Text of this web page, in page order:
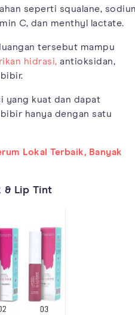
seperti squalane,
C, dan menthyl lactate.
tersebut mampu
hidrasi, antioksidan,
yang kuat dan dapat
hanya dengan satu
Lokal Terbaik, Banyak
& Lip Tint